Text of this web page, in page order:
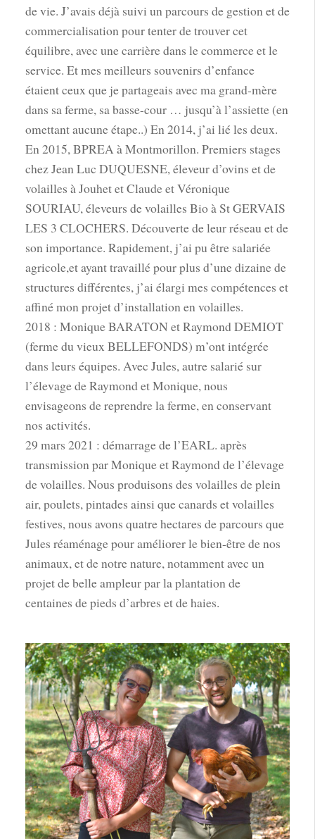
de vie. J’avais déjà suivi un parcours de gestion et de
commercialisation pour tenter de trouver cet
équilibre, avec une carrière dans le commerce et le
service. Et mes meilleurs souvenirs d’enfance
étaient ceux que je partageais avec ma grand-mère
dans sa ferme, sa basse-cour … jusqu’à l’assiette (en
omettant aucune étape..) En 2014, j’ai lié les deux.
En 2015, BPREA à Montmorillon. Premiers stages
chez Jean Luc DUQUESNE, éleveur d’ovins et de
volailles à Jouhet et Claude et Véronique
SOURIAU, éleveurs de volailles Bio à St GERVAIS
LES 3 CLOCHERS. Découverte de leur réseau et de
son importance. Rapidement, j’ai pu être salariée
agricole,et ayant travaillé pour plus d’une dizaine de
structures différentes, j’ai élargi mes compétences et
affiné mon projet d’installation en volailles.
2018 : Monique BARATON et Raymond DEMIOT
(ferme du vieux BELLEFONDS) m’ont intégrée
dans leurs équipes. Avec Jules, autre salarié sur
l’élevage de Raymond et Monique, nous
envisageons de reprendre la ferme, en conservant
nos activités.
29 mars 2021 : démarrage de l’EARL. après
transmission par Monique et Raymond de l’élevage
de volailles. Nous produisons des volailles de plein
air, poulets, pintades ainsi que canards et volailles
festives, nous avons quatre hectares de parcours que
Jules réaménage pour améliorer le bien-être de nos
animaux, et de notre nature, notamment avec un
projet de belle ampleur par la plantation de
centaines de pieds d’arbres et de haies.